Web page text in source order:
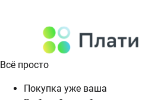
Всё просто
Покупка уже ваша